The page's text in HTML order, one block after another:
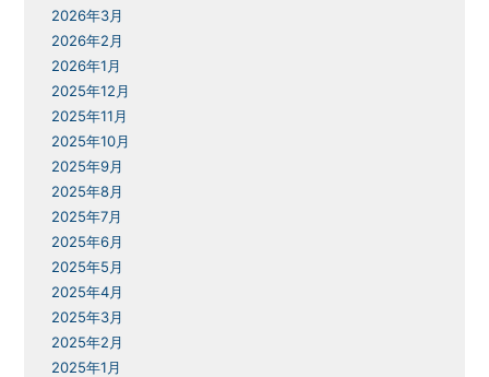
2026年3月
2026年2月
2026年1月
2025年12月
2025年11月
2025年10月
2025年9月
2025年8月
2025年7月
2025年6月
2025年5月
2025年4月
2025年3月
2025年2月
2025年1月